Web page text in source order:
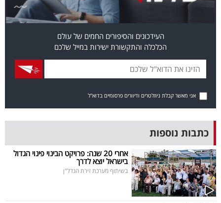
אחרינו:
העידכונים והסיפורים החמים של עולם
הכלכלה והתקשורת ישירות במייל שלכם
אני מאשר קבלת ניוזלטרים ודיוורים פרסומיים בדוא"ל
כתבות נוספות
אחרי 20 שנה: פרויקט הבינוי פינוי הגדול
בישראל יוצא לדרך
בשיתוף מערכת זירת הנדל"ן